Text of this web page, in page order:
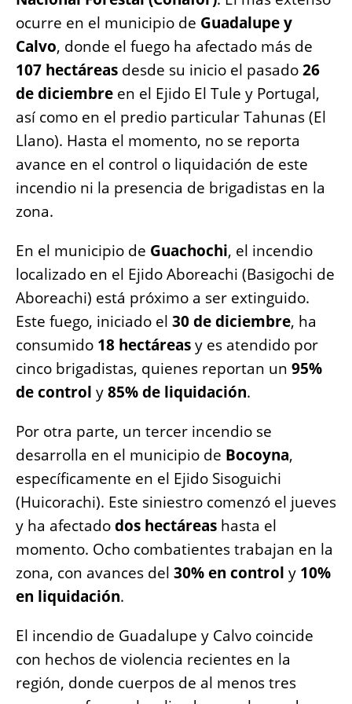
o
o
k
p
p
g
er
n
k
ocurre en el municipio de Guadalupe y
Calvo, donde el fuego ha afectado más de
107 hectáreas desde su inicio el pasado26
de diciembre en el Ejido El Tule y Portugal,
así como en el predio particular Tahunas (El
Llano). Hasta el momento, no se reporta
avance en el control o liquidación de este
incendio ni la presencia de brigadistas en la
zona.
En el municipio de Guachochi, el incendio
localizado en el Ejido Aboreachi (Basigochi de
Aboreachi) está próximo a ser extinguido.
Este fuego, iniciado el 30 de diciembre, ha
consumido 18 hectáreasy es atendido por
cinco brigadistas, quienes reportan un 95%
de control y85% de liquidación.
Por otra parte, un tercer incendio se
desarrolla en el municipio de Bocoyna,
específicamente en el Ejido Sisoguichi
(Huicorachi). Este siniestro comenzó el jueves
y ha afectadodos hectáreas hasta el
momento. Ocho combatientes trabajan en la
zona, con avances del 30% en control y 10%
en liquidación.
El incendio de Guadalupe y Calvo coincide
con hechos de violencia recientes en la
región, donde cuerpos de al menos tres